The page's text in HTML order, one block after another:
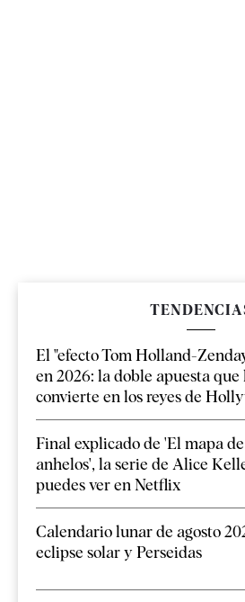
El "efecto Tom Holland-
en 2026: la doble apuesta que
convierte en los reyes de
Final explicado de 'El mapa
anhelos', la serie de Alice
puedes ver en Netflix
Calendario lunar de agosto
eclipse solar y Perseidas